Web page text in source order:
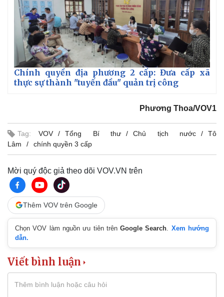
Pháp luật
Vụ án
Tin nóng
Tư vấn luật
Quân sự - Quốc phòng
Việt Nam
Chính quyền địa phương 2 cấp: Đưa cấp xã
thực sự thành "tuyến đầu" quản trị công
Phương Thoa/VOV1
Tag: VOV Tổng Bí thư Chủ tịch nước
Tô
Lâm
chính quyền 3 cấp
Mời quý độc giả theo dõi VOV.VN trên
Thêm VOV trên Google
Chọn VOV làm nguồn ưu tiên trênGoogle Search
Xem hướng
dẫn.
Viết bình luận